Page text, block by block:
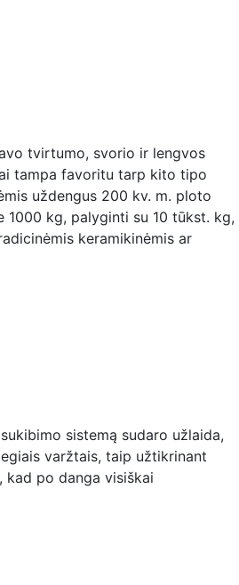
tvirtumo, svorio ir lengvos
tampa favoritu tarp kito tipo
uždengus 200 kv. m. ploto
1000 kg, palyginti su 10 tūkst. kg,
keramikinėmis ar
sistemą sudaro užlaida,
varžtais, taip užtikrinant
kad po danga visiškai